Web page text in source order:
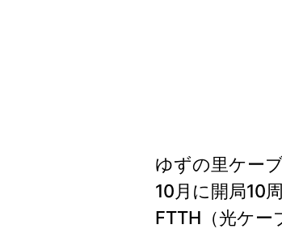
ゆずの里ケー
10月に開局10
FTTH（光ケー